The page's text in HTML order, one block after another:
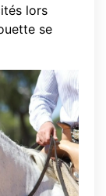
lors
se